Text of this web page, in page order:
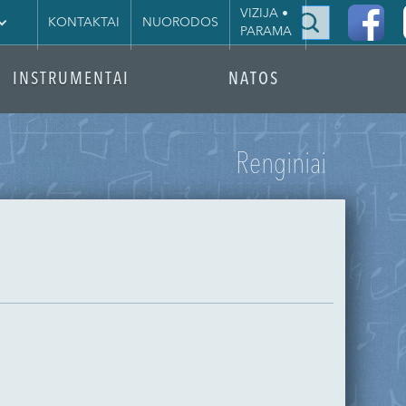
KONTAKTAI NUORODOS
VIZIJA •
PARAMA
|
INSTRUMENTAI NATOS
Renginiai